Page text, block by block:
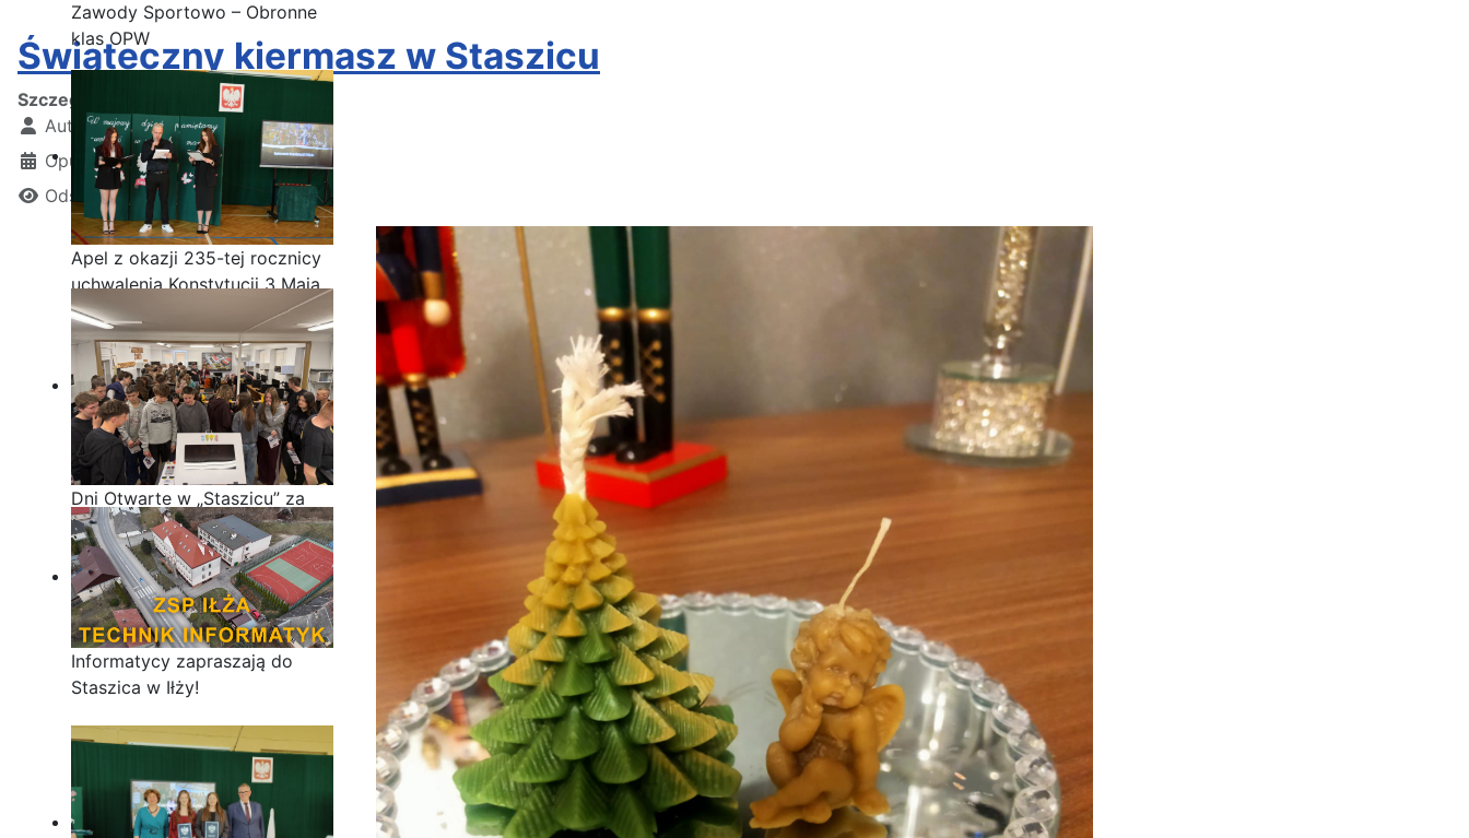
Zawody Sportowo – Obronne
klas OPW
Apel z okazji 235-tej rocznicy
uchwalenia Konstytucji 3 Maja
Dni Otwarte w „Staszicu” za
nami
Informatycy zapraszają do
Staszica w Iłży!
Świąteczny kiermasz w Staszicu
Szczegóły
Autor:Kamil Krosta
Opublikowano: 05 grudzień 2024
Odsłon: 1263